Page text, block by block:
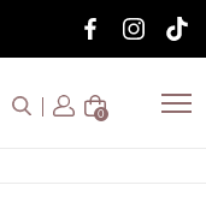
0